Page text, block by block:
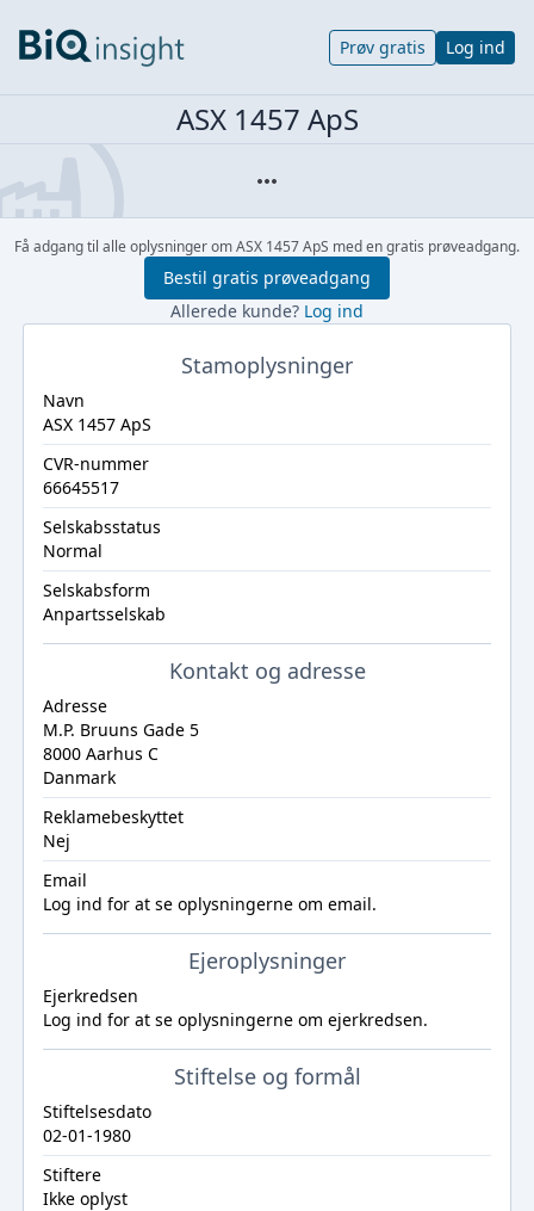
Prøv gratis Log ind
ASX 1457 ApS
Få adgang til alle oplysninger om ASX 1457 ApS med en gratis prøveadgang.
Bestil gratis prøveadgang
Allerede kunde? Log ind
Stamoplysninger
Navn
ASX 1457 ApS
CVR-nummer
66645517
Selskabsstatus
Normal
Selskabsform
Anpartsselskab
Kontakt og adresse
Adresse
M.P. Bruuns Gade 5
8000 Aarhus C
Danmark
Reklamebeskyttet
Nej
Email
Log ind for at se oplysningerne om email.
Ejeroplysninger
Ejerkredsen
Log ind for at se oplysningerne om ejerkredsen.
Stiftelse og formål
Stiftelsesdato
02-01-1980
Stiftere
Ikke oplyst